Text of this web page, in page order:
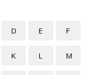
D E F
K L M